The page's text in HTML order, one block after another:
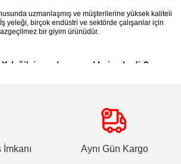
uzmanlaşmış ve müşterilerine yüksek kaliteli
yeleği, birçok endüstri ve sektörde çalışanlar için
bir giyim ürünüdür.
Yeleği'nin renk seçenekleri nelerdir?
İş Yelekleri nasıl temizlenir?
genellikle makine yıkamaya uygun olup kolayca
talimatlarına uygun şekilde yıkamak önemlidir.
Aynı Gün Kargo